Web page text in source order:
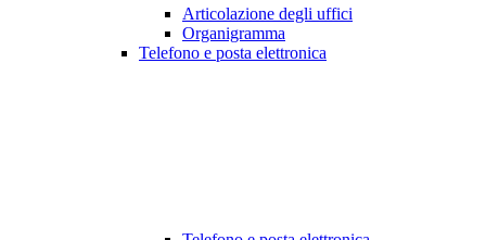
Articolazione degli uffici
Organigramma
Telefono e posta elettronica